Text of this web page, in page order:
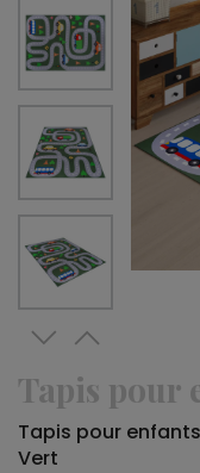
Tapis pour
Tapis pour enfants
Vert